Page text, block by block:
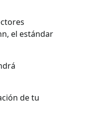
el estándar
de tu